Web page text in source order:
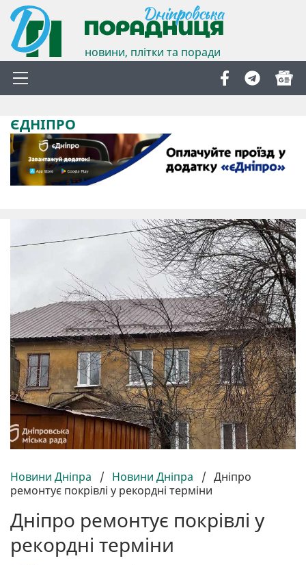
новини, плітки та поради
ЄДНІПРО
Новини Дніпра / Новини Дніпра / Дніпро
ремонтує покрівлі у рекордні терміни
Дніпро ремонтує покрівлі у
рекордні терміни